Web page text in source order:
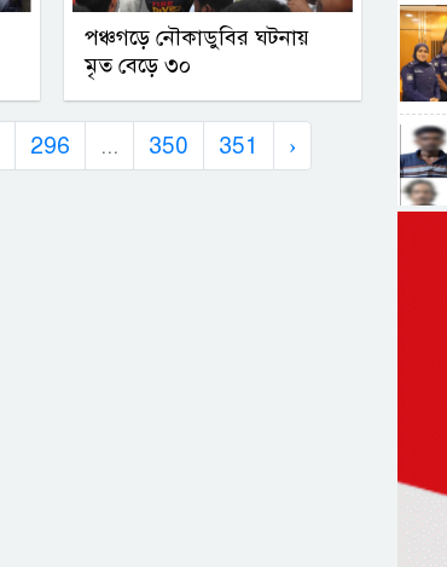
পঞ্চগড়ে নৌকাডুবির ঘটনায়
মৃত বেড়ে ৩০
296 ... 350 351 ›